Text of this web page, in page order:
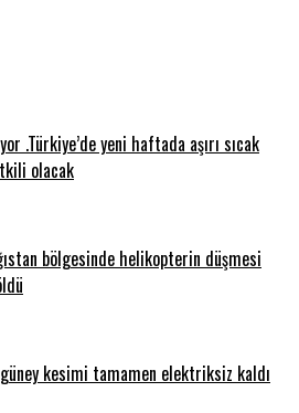
.Türkiye’de yeni haftada aşırı sıcak
olacak
bölgesinde helikopterin düşmesi
kesimi tamamen elektriksiz kaldı